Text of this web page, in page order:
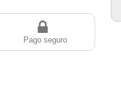
Pago seguro